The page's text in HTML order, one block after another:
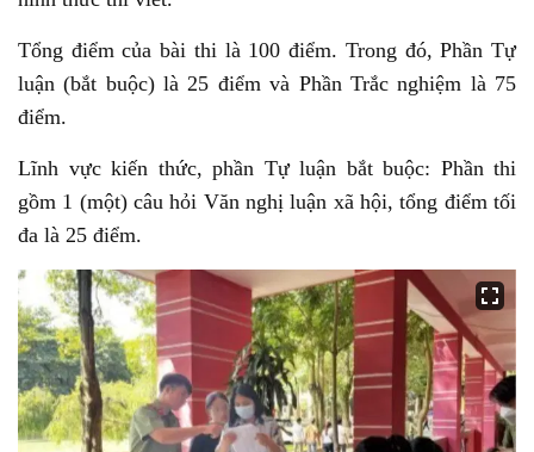
Tổng điểm của bài thi là 100 điểm. Trong đó, Phần Tự
luận (bắt buộc) là 25 điểm và Phần Trắc nghiệm là 75
điểm.
Lĩnh vực kiến thức, phần Tự luận bắt buộc: Phần thi
gồm 1 (một) câu hỏi Văn nghị luận xã hội, tổng điểm tối
đa là 25 điểm.